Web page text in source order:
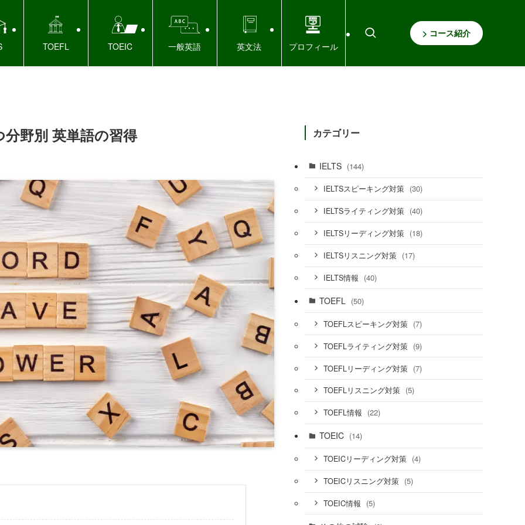
TOEFL TOEIC 一般英語 英文法 プロフィール
> コース紹介
野別 英単語の習得 カテゴリー
IELTS (144)
IELTSスピーキング対策 (30)
IELTSライティング対策 (40)
IELTSリーディング対策 (18)
IELTSリスニング対策 (17)
IELTS情報 (40)
TOEFL (50)
TOEFLスピーキング対策 (7)
TOEFLライティング対策 (9)
TOEFLリーディング対策 (7)
TOEFLリスニング対策 (5)
TOEFL情報 (22)
TOEIC (14)
TOEICリーディング対策 (4)
TOEICリスニング対策 (5)
TOEIC情報 (5)